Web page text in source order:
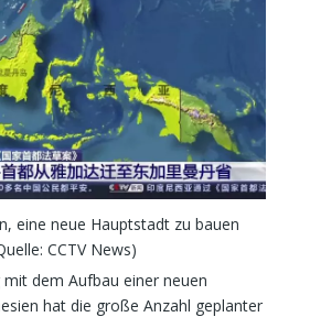
eine neue Hauptstadt zu bauen
CCTV News)
dem Aufbau einer neuen
hat die große Anzahl geplanter